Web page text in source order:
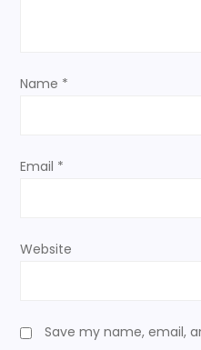
o
Name *
Email *
Website
Save my name, email,